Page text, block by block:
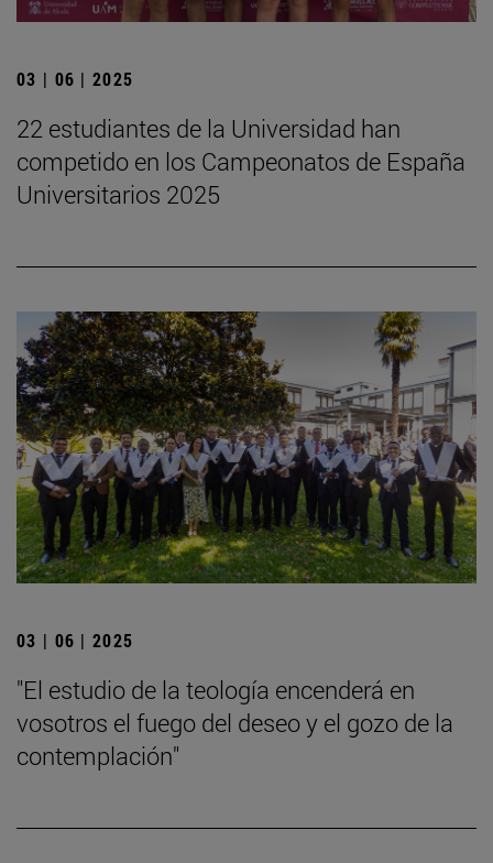
03 | 06 | 2025
22 estudiantes de la Universidad han
competido en los Campeonatos de España
Universitarios 2025
03 | 06 | 2025
"El estudio de la teología encenderá en
vosotros el fuego del deseo y el gozo de la
contemplación"